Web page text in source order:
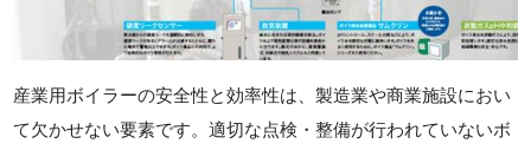
産業用ボイラーの安全性と効率性は、製造業や商業施設におい
て欠かせない要素です。適切な点検・整備が行われていないボ